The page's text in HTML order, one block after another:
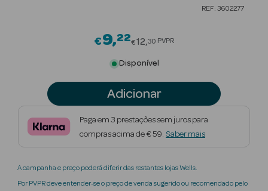
Beauty Season
Beauty Season
Beauty Season
Beauty Season
REF: 3602277
€9 22Price reduced from
€12 30 PVPR
Disponível
Adicionar
Paga em 3 prestações sem juros para
compras acima de € 59. Saber mais
A campanha e preço poderá diferir das restantes lojas Wells.
Por PVPR deve entender-se o preço de venda sugerido ou recomendado pelo